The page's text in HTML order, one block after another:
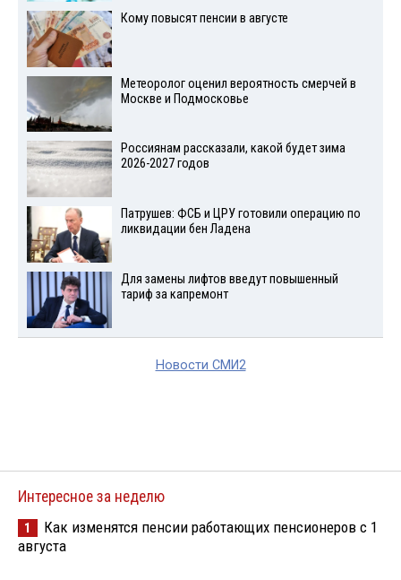
Кому повысят пенсии в августе
Метеоролог оценил вероятность смерчей в
Москве и Подмосковье
Россиянам рассказали, какой будет зима
2026-2027 годов
Патрушев: ФСБ и ЦРУ готовили операцию по
ликвидации бен Ладена
Для замены лифтов введут повышенный
тариф за капремонт
Новости СМИ2
Интересное за неделю
1
Как изменятся пенсии работающих пенсионеров с 1
августа